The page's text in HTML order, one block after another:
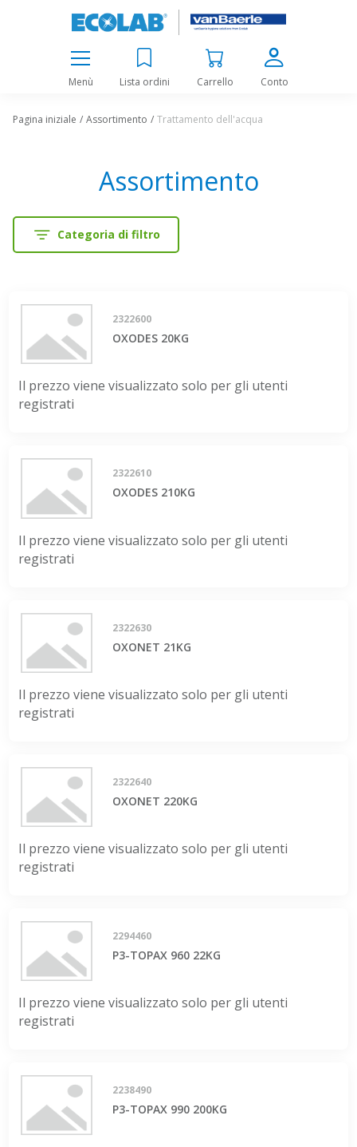
Menù Lista ordini Carrello Conto
Pagina iniziale Assortimento Trattamento dell'acqua
Assortimento
Categoria di filtro
2322600
OXODES 20KG
Il prezzo viene visualizzato solo per gli utenti
registrati
2322610
OXODES 210KG
Il prezzo viene visualizzato solo per gli utenti
registrati
2322630
OXONET 21KG
Il prezzo viene visualizzato solo per gli utenti
registrati
2322640
OXONET 220KG
Il prezzo viene visualizzato solo per gli utenti
registrati
2294460
P3-TOPAX 960 22KG
Il prezzo viene visualizzato solo per gli utenti
registrati
2238490
P3-TOPAX 990 200KG